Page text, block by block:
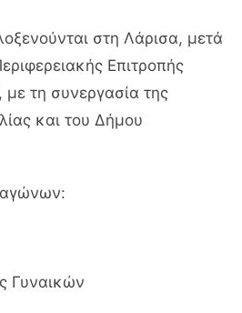
στη Λάρισα, μετά
Επιτροπής
τη συνεργασία της
και του Δήμου
Γυναικών